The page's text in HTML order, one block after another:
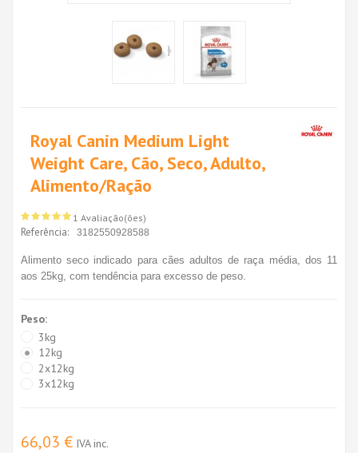
Royal Canin Medium Light
Weight Care, Cão, Seco, Adulto,
Alimento/Ração
1 Avaliação(ões)
Referência: 3182550928588
Alimento seco indicado para cães adultos de raça média, dos 11
aos 25kg, com tendência para excesso de peso.
Peso:
3kg
12kg
2x12kg
3x12kg
66,03 € IVA inc.